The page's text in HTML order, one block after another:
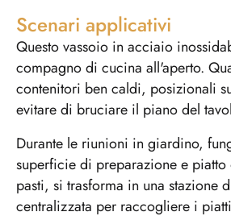
Scenari applicativi
Questo vassoio in acciaio
compagno di cucina all'aperto.
contenitori ben caldi, posizionali
evitare di bruciare il piano del
Durante le riunioni in giardino,
superficie di preparazione e
pasti, si trasforma in una stazione
centralizzata per raccogliere i